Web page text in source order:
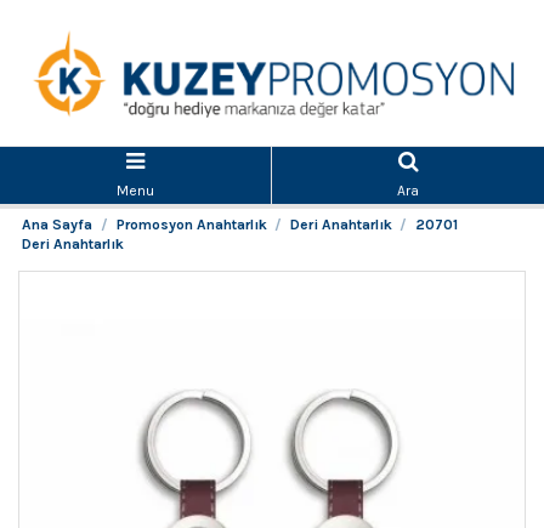
Menu
Ara
Ana Sayfa
Promosyon Anahtarlık Deri Anahtarlık
20701
Deri Anahtarlık